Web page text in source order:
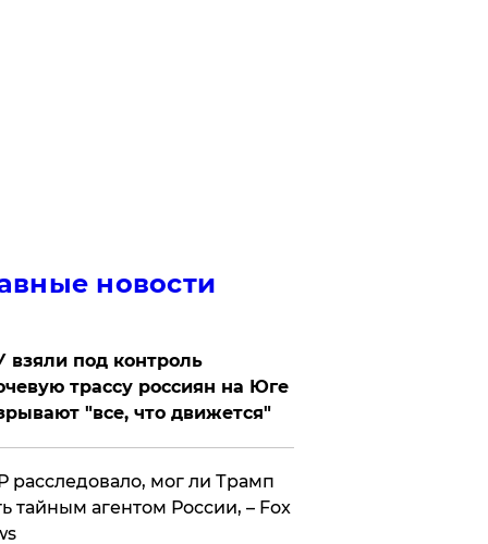
новости
взяли под контроль
трассу россиян на Юге
"все, что движется"
расследовало, мог ли Трамп
тайным агентом России, – Fox